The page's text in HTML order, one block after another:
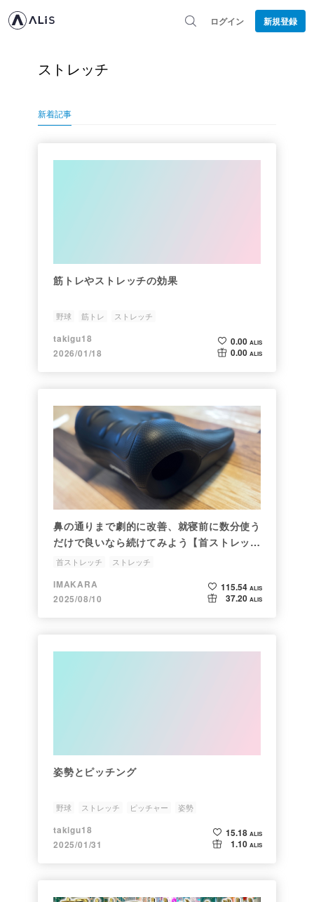
ログイン 新規登録
ストレッチ
新着記事
筋トレやストレッチの効果
野球 筋トレ ストレッチ
takigu18
2026/01/18
0.00 ALIS
0.00 ALIS
鼻の通りまで劇的に改善、就寝前に数分使う
だけで良いなら続けてみよう【首ストレッ
チ】
首ストレッチ ストレッチ
IMAKARA
2025/08/10
115.54 ALIS
37.20 ALIS
姿勢とピッチング
野球 ストレッチ ピッチャー 姿勢
takigu18
2025/01/31
15.18 ALIS
1.10 ALIS